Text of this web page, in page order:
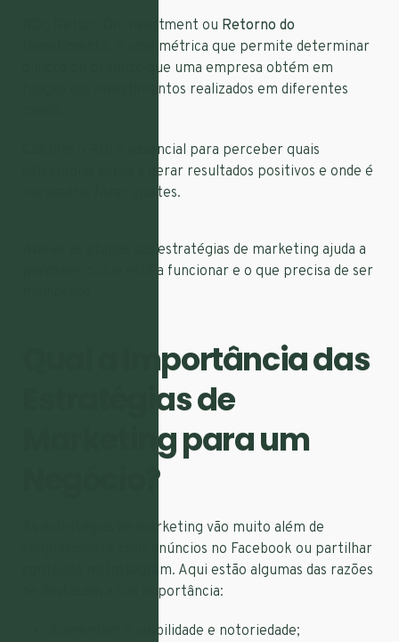
, Return On Investment ou Retorno do
, é uma métrica que permite determinar
o lucro ou prejuízo que uma empresa obtém em
função dos investimentos realizados em diferentes
Calcular o ROI é essencial para perceber quais
estratégias estão a gerar resultados positivos e onde é
necessário fazer ajustes.
Avaliar as etapas das estratégias de marketing ajuda a
perceber o que está a funcionar e o que precisa de ser
Qual a Importância das
Estratégias de
Marketing para um
Negócio?
As estratégias de marketing vão muito além de
simplesmente criar anúncios no Facebook ou partilhar
conteúdo no Instagram. Aqui estão algumas das razões
de destacam a sua importância:
Aumentam a visibilidade e notoriedade;